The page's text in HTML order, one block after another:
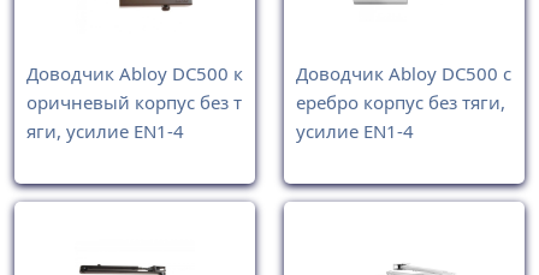
Доводчик Abloy DC500 к
оричневый корпус без т
яги, усилие EN1-4
Доводчик Abloy DC500 с
еребро корпус без тяги,
усилие EN1-4